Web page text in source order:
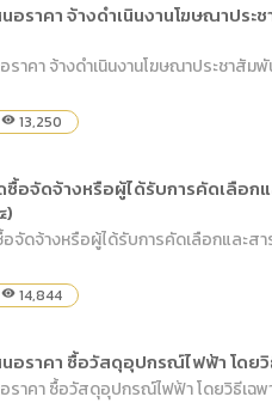
นอราคา จ้างดำเนินงานโฆษณาปร
ราคา จ้างดำเนินงานโฆษณาประชาสั
visibility 13,250
ซื้อจัดจ้างหรือผู้ได้รับการคัดเลือ
)
อจัดจ้างหรือผู้ได้รับการคัดเลือกและ
visibility 14,844
นอราคา ซื้อวัสดุอุปกรณ์ไฟฟ้า โดยวิ
ราคา ซื้อวัสดุอุปกรณ์ไฟฟ้า โดยวิธีเฉพา